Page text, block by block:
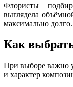
Флористы
выглядела
максимально долго.
Как
При выборе важно
и характер